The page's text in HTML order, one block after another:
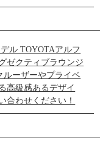
ゼクティブラウンジ
ルーザーやプライベ
高級感あるデザイ
合わせください！